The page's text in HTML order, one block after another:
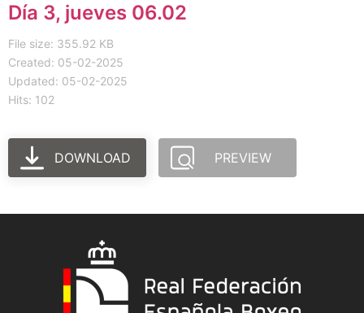
Día 3, jueves 06.02
File size: 355.92 KB
Created: 05-02-2025
Updated: 05-02-2025
Hits: 102
DOWNLOAD PREVIEW